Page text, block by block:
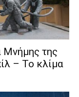
Μνήμης της
– Το κλίμα